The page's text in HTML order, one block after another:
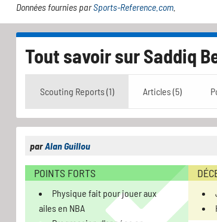
Données fournies parSports-Reference.com
Tout savoir surSaddiq
Scouting Reports (1) Articles (5)
parAlan Guillou
POINTS FORTS
Physique fait pour jouer aux
ailes en NBA